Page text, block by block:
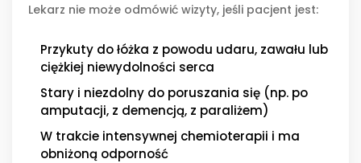
Lekarz nie może odmówić wizyty, jeśli pacjent jest:
Przykuty do łóżka z powodu udaru, zawału lub
ciężkiej niewydolności serca
Stary i niezdolny do poruszania się (np. po
amputacji, z demencją, z paraliżem)
W trakcie intensywnej chemioterapii i ma
obniżoną odporność